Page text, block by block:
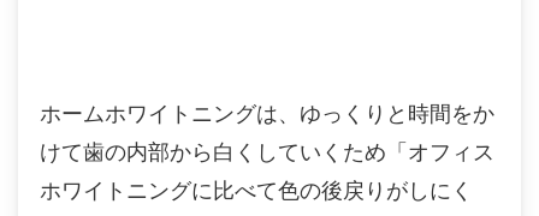
ホームホワイトニングは、ゆっくりと時間をか
けて歯の内部から白くしていくため「オフィス
ホワイトニングに比べて色の後戻りがしにく